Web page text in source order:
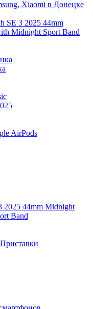
AirPods